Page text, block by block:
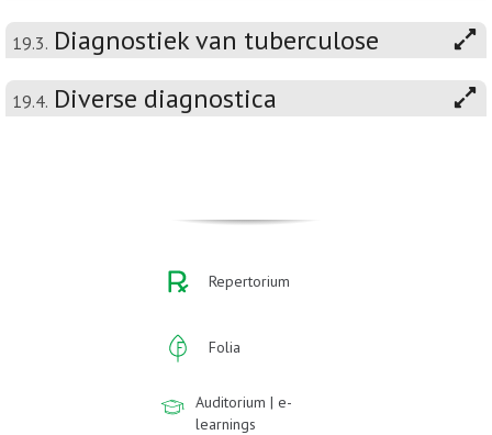
19.3. Diagnostiek van tuberculose
19.4. Diverse diagnostica
Repertorium
Folia
Auditorium | e-
learnings